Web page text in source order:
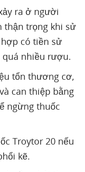
ra ở người
thận trọng khi sử
có tiền sử
quá nhiều rượu.
tổn thương cơ,
can thiệp bằng
ngừng thuốc
Troytor 20 nếu
kẽ.